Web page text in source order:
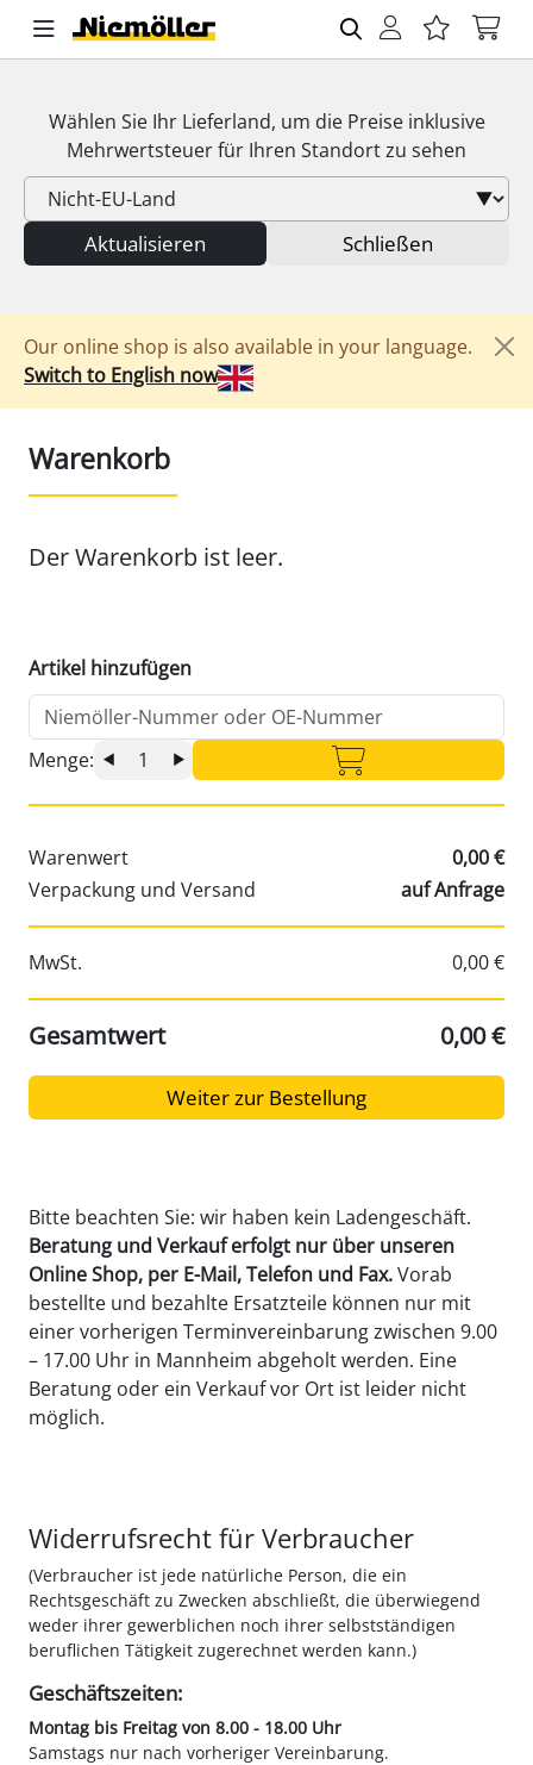
Wählen Sie Ihr Lieferland, um die Preise inklusive
Mehrwertsteuerfür Ihren Standort zu sehen
Aktualisieren Schließen
Our online shop is also available in your language.
Switch to English now
Warenkorb
Der Warenkorb ist leer.
Artikel hinzufügen
Menge:
Warenwert
0,00 €
Verpackung und Versand
auf Anfrage
MwSt. 0,00 €
Gesamtwert 0,00 €
Weiter zur Bestellung
Bitte beachten Sie: wir haben kein Ladengeschäft.
Beratung und Verkauf erfolgt nur über unseren
Online Shop, per E-Mail, Telefon und Fax.Vorab
bestellte und bezahlte Ersatzteile können nur mit
einer vorherigen Terminvereinbarung zwischen 9.00
– 17.00 Uhr in Mannheim abgeholt werden. Eine
Beratung oder ein Verkauf vor Ort ist leider nicht
möglich.
Widerrufsrecht für Verbraucher
(Verbraucher ist jede natürliche Person, die ein
Rechtsgeschäft zu Zwecken abschließt, die überwiegend
weder ihrer gewerblichen noch ihrer selbstständigen
beruflichen Tätigkeit zugerechnet werden kann.)
Geschäftszeiten:
Montag bis Freitag von 8.00 - 18.00 Uhr
Samstags nur nach vorheriger Vereinbarung.